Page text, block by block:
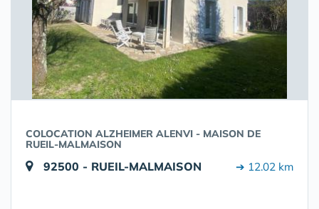
COLOCATION ALZHEIMER ALENVI - MAISON DE
RUEIL-MALMAISON
92500 - RUEIL-MALMAISON ➔ 12.02 km